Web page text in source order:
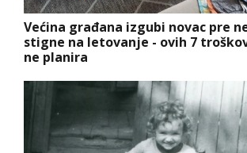
Većina građana izgubi novac pre
stigne na letovanje - ovih 7
ne planira